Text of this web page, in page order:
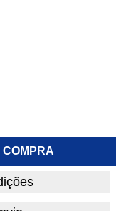
COMPRA